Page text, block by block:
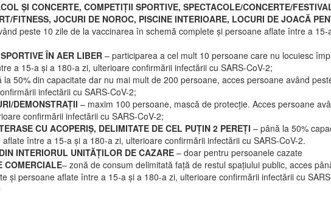
ȘI CONCERTE, COMPETIȚII SPORTIVE, SPECTACOLE/CONCERTE/
FITNESS, JOCURI DE NOROC, PISCINE INTERIOARE, LOCURI DE JOACĂ
peste 10 zile de la vaccinarea în schemă complete și persoane aflate între a
ÎN AER LIBER – participarea a cel mult 10 persoane care nu locuiesc
a 15-a și a 180-a zi, ulterioare confirmării infectării cu SARS-CoV-2;
la 50% din capacitate dar nu mai mult de 200 persoane, acces persoane având
infectării cu SARS-CoV-2;
DEMONSTRAȚII – maxim 100 persoane, mască de protecție. Acces persoane
confirmării infectării cu SARS-CoV-2;
CU ACOPERIȘ, DELIMITATE DE CEL PUȚIN 2 PEREȚI – până la 50%
între a 15-a și a 180-a zi, ulterioare confirmării infectării cu SARS-CoV-2.
INTERIORUL UNITĂȚILOR DE CAZARE – doar pentru persoanele cazate
COMERCIALE– zonă de consum delimitată față de restul spațiului public, acces
și persoane aflate între a 15-a și a 180-a zi, ulterioare confirmării infectării cu